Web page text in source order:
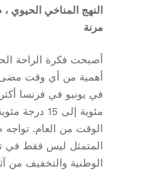
النهج المناخي الحيوي
مرنة
أصبحت فكرة الراحة
أهمية من أي وقت
مئوية إلى 15
الوقت من العام. تواجه
المتمثل ليس فقط في
الوطنية والتخفيف من